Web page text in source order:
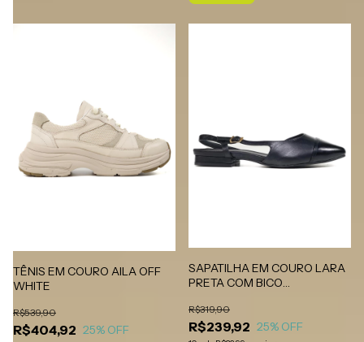
TÊNIS EM COURO AILA OFF
WHITE
R$404,92
R$539,90
25% OFF
SAPATILHA EM COURO LARA
PRETA COM BICO
R$239,92
R$319,90
25% OFF